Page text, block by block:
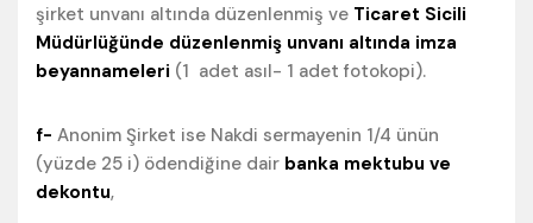
şirket unvanı altında düzenlenmiş ve Ticaret Sicili
Müdürlüğünde düzenlenmiş unvanı altında imza
beyannameleri (1 adet asıl- 1 adet fotokopi).
f- Anonim Şirket ise Nakdi sermayenin 1/4 ünün
(yüzde 25 i) ödendiğine dair banka mektubu ve
dekontu,